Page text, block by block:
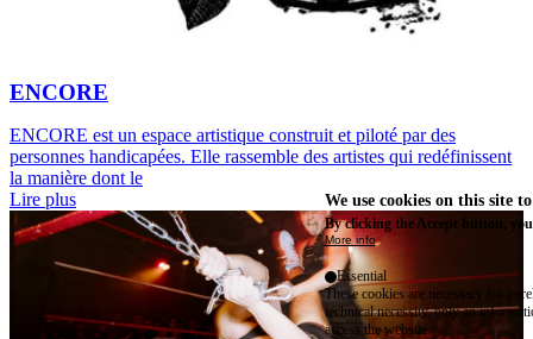
ENCORE
ENCORE est un espace artistique construit et piloté par des
personnes handicapées. Elle rassemble des artistes qui redéfinissent
la manière dont le
Lire plus
We use cookies on this site
By clicking the Accept button,
More info
Essential
These cookies are necessary for
technical necessity, only an
access the website.